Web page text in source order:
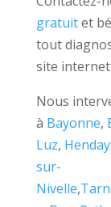
gratuitet
tout
site internet.
Nous
à Bayonne,
Luz,
sur-
Nivelle,